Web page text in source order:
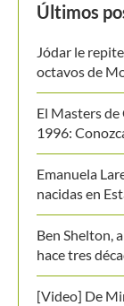
Últimos
Jódar le
octavos de
El Masters de
1996:
Emanuela
nacidas en
Ben Shelton,
hace tres
[Video] De